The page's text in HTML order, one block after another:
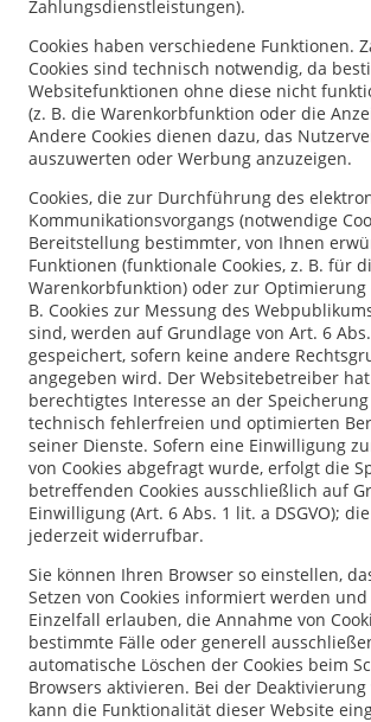
Zahlungsdienstleistungen).
Cookies haben verschiedene Funktionen.
Cookies sind technisch notwendig, da
Websitefunktionen ohne diese nicht
(z. B. die Warenkorbfunktion oder die
Andere Cookies dienen dazu, das
auszuwerten oder Werbung anzuzeigen.
Cookies, die zur Durchführung des
Kommunikationsvorgangs (notwendige
Bereitstellung bestimmter, von Ihnen
Funktionen (funktionale Cookies, z. B. für
Warenkorbfunktion) oder zur Optimierung
B. Cookies zur Messung des
sind, werden auf Grundlage von Art. 6 Abs.
gespeichert, sofern keine andere
angegeben wird. Der Websitebetreiber
berechtigtes Interesse an der
technisch fehlerfreien und optimierten
seiner Dienste. Sofern eine Einwilligung
von Cookies abgefragt wurde, erfolgt die
betreffenden Cookies ausschließlich auf
Einwilligung (Art. 6 Abs. 1 lit. a DSGVO);
jederzeit widerrufbar.
Sie können Ihren Browser so einstellen,
Setzen von Cookies informiert werden
Einzelfall erlauben, die Annahme von
bestimmte Fälle oder generell
automatische Löschen der Cookies beim
Browsers aktivieren. Bei der Deaktivierung
kann die Funktionalität dieser Website